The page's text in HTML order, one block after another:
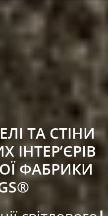
ТА СТІНИ
ІНТЕР’ЄРІВ
ФАБРИКИ
світлового